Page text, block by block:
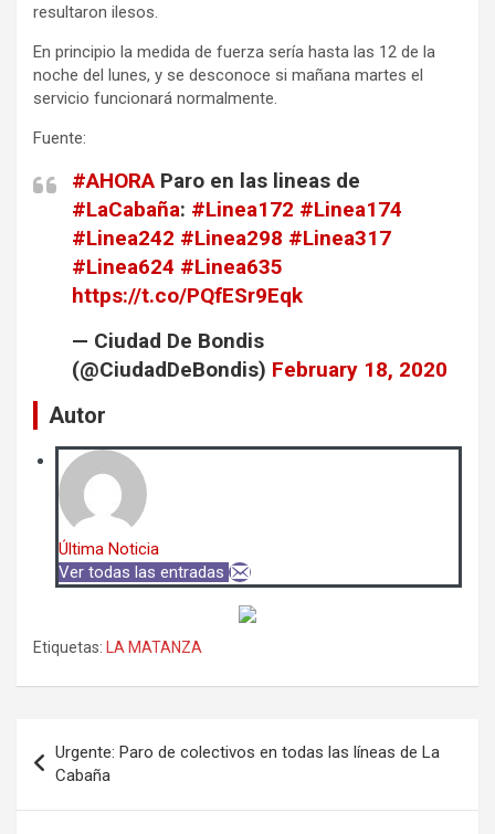
resultaron ilesos.
En principio la medida de fuerza sería hasta las 12 de la
noche del lunes, y se desconoce si mañana martes el
servicio funcionará normalmente.
Fuente:
#AHORA Paro en las lineas de
#LaCabaña: #Linea172 #Linea174
#Linea242 #Linea298 #Linea317
#Linea624 #Linea635
https://t.co/PQfESr9Eqk
— Ciudad De Bondis
(@CiudadDeBondis) February 18, 2020
Autor
Última Noticia
Ver todas las entradas
Etiquetas: LA MATANZA
de
entradas
Urgente: Paro de colectivos en todas las líneas de La
Cabaña